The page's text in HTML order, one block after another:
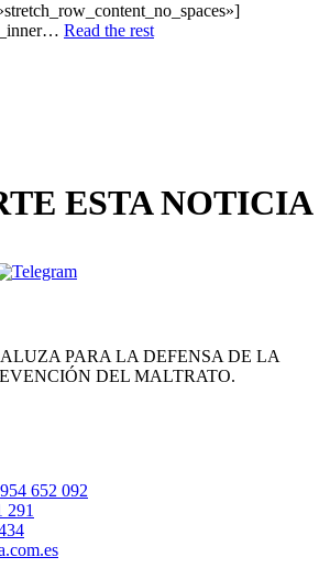
Read the rest
ESTA NOTICIA
PARA LA DEFENSA DE LA
DEL MALTRATO.
954 652 092
291